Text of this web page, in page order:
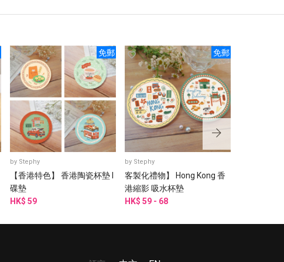
免郵
by Stephy
【香港特色】 香港陶瓷杯墊 I
碟墊
HK$ 59
免郵
by Stephy
客製化禮物】 Hong Kong 香
港縮影 吸水杯墊
HK$ 59 - 68